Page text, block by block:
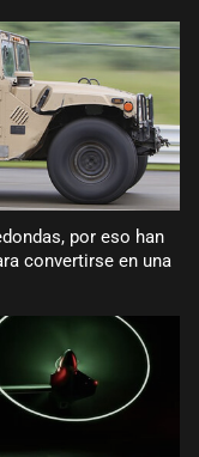
por eso han
convertirse en una